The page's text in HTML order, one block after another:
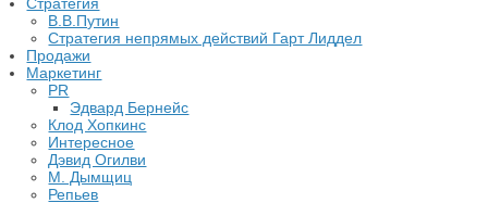
В.В.Путин
​Стратегия непрямых действий Гарт Лиддел
Продажи
Маркетинг
PR
Эдвард Бернейс
Клод Хопкинс
Интересное
Дэвид Огилви
М. Дымщиц
Репьев